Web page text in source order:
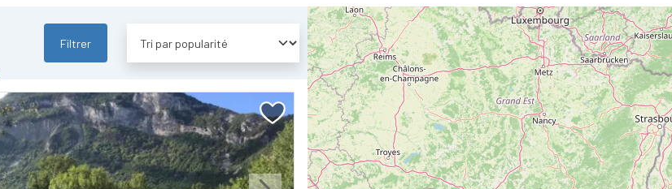
Filtrer